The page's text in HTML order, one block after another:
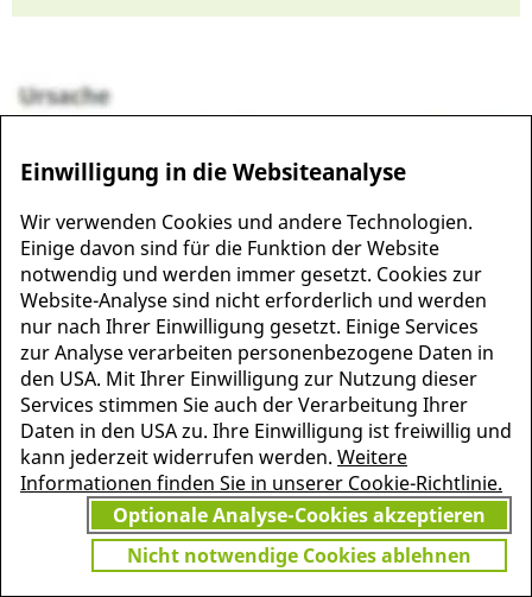
MEHR INFORMATIONEN
ZU PSCHYREMBEL
JETZT
GRATIS TESTEN
Vielen Dank für Ihr Interesse
am Pschyrembel! Wenn Sie
unbegrenzten Zugang zu
Pschyrembel Online möchten,
Einwilligung in die Websiteanalyse
Wir verwenden Cookies und andere Technologien.
Einige davon sind für die Funktion der Website
notwendig und werden immer gesetzt. Cookies zur
Website-Analyse sind nicht erforderlich und werden
nur nach Ihrer Einwilligung gesetzt. Einige Services
zur Analyse verarbeiten personenbezogene Daten in
den USA. Mit Ihrer Einwilligung zur Nutzung dieser
Services stimmen Sie auch der Verarbeitung Ihrer
Daten in den USA zu. Ihre Einwilligung ist freiwillig und
kann jederzeit widerrufen werden. Weitere
Informationen finden Sie in unserer Cookie-Richtlinie.
Optionale Analyse-Cookies akzeptieren
Nicht notwendige Cookies ablehnen